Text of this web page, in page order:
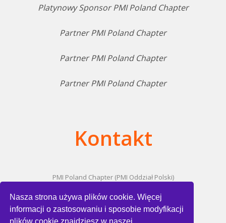
Nasza strona używa plików cookie. Więcej
informacji o zastosowaniu i sposobie modyfikacji
plików cookie znajdziesz w naszej
Platynowy Sponsor PMI Poland Chapter
Partner PMI Poland Chapter
Partner PMI Poland Chapter
Partner PMI Poland Chapter
Kontakt
PMI Poland Chapter (PMI Oddział Polski)
02-672 Warszawa
NIP: 525-227-89-73